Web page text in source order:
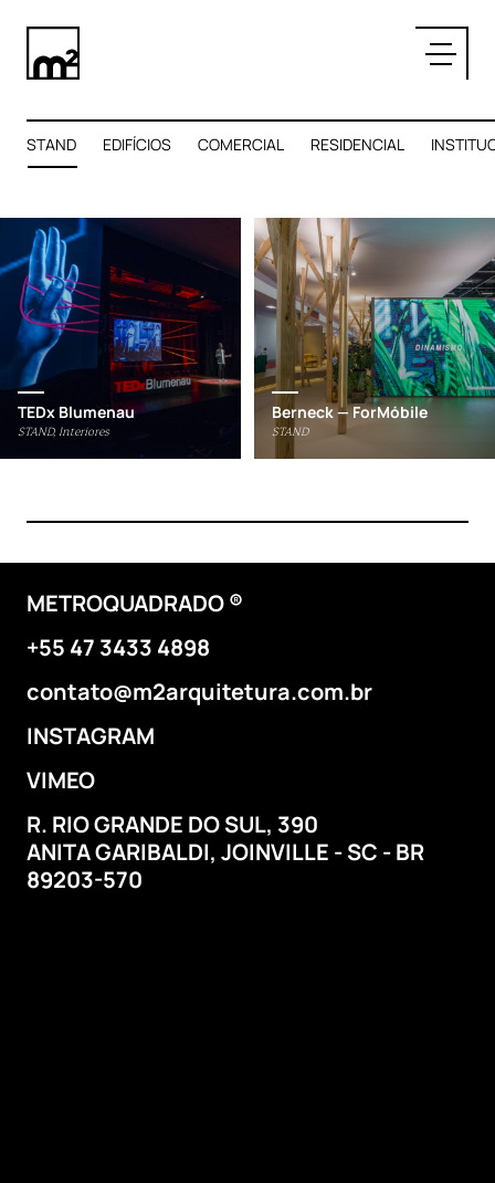
Menu
PROJETOS
Projetos
EDIFÍCIOS COMERCIAL RESIDENCIAL
STAND
TEDx Blumenau
STAND, Interiores
Berneck — ForMóbile
STAND
METROQUADRADO ®
+55 47 3433 4898
contato@m2arquitetura.com.br
INSTAGRAM
VIMEO
R. RIO GRANDE DO SUL, 390
ANITA GARIBALDI, JOINVILLE - SC - BR
89203-570